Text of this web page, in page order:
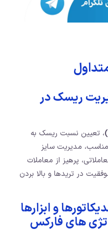
ریسک در
، تعیین نسبت ریسک به
مناسب، مدیریت سایز
پرهیز از معاملات
در تریدها و بالا بردن
و ابزارها
های فارکس